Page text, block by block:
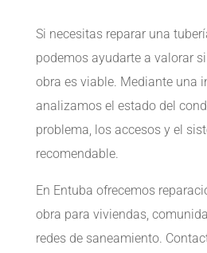
Si necesitas reparar una
podemos ayudarte a valorar
obra es viable. Mediante una
analizamos el estado del
problema, los accesos y el
recomendable.
En Entuba ofrecemos
obra para viviendas,
redes de saneamiento.